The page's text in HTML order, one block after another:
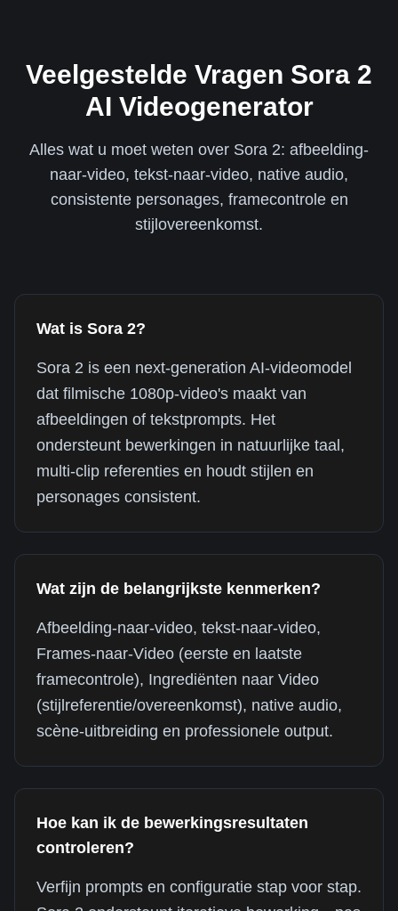
Veelgestelde Vragen Sora 2
AI Videogenerator
Alles wat u moet weten over Sora 2: afbeelding-
naar-video, tekst-naar-video, native audio,
consistente personages, framecontrole en
stijlovereenkomst.
Wat is Sora 2?
Sora 2 is een next-generation AI-videomodel
dat filmische 1080p-video's maakt van
afbeeldingen of tekstprompts. Het
ondersteunt bewerkingen in natuurlijke taal,
multi-clip referenties en houdt stijlen en
personages consistent.
Wat zijn de belangrijkste kenmerken?
Afbeelding-naar-video, tekst-naar-video,
Frames-naar-Video (eerste en laatste
framecontrole), Ingrediënten naar Video
(stijlreferentie/overeenkomst), native audio,
scène-uitbreiding en professionele output.
Hoe kan ik de bewerkingsresultaten
controleren?
Verfijn prompts en configuratie stap voor stap.